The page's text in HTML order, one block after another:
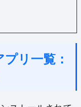
リ一覧：